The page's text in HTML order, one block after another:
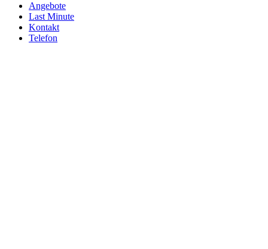
Angebote
Last Minute
Kontakt
Telefon